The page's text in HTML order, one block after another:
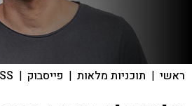
ראשי | תוכניות מלאות | פייסבוק |